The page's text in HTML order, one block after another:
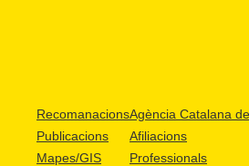
Recomanacions
Publicacions
Mapes/GIS
Agència Catalana
Afiliacions
Professionals